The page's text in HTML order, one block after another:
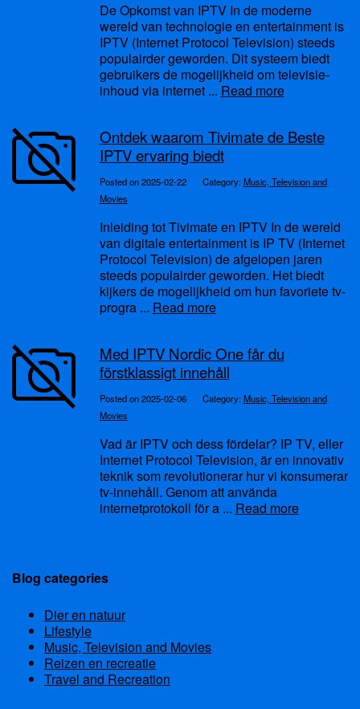
De Opkomst van IPTV In de moderne
wereld van technologie en entertainment is
IPTV (Internet Protocol Television) steeds
populairder geworden. Dit systeem biedt
gebruikers de mogelijkheid om televisie-
inhoud via internet ... Read more
Ontdek waarom Tivimate de Beste
IPTV ervaring biedt
Posted on 2025-02-22 Category:Music, Television and
Movies
Inleiding tot Tivimate en IPTV In de wereld
van digitale entertainment is IP TV (Internet
Protocol Television) de afgelopen jaren
steeds populairder geworden. Het biedt
kijkers de mogelijkheid om hun favoriete tv-
progra ... Read more
Med IPTV Nordic One får du
förstklassigt innehåll
Posted on 2025-02-06 Category:Music, Television and
Movies
Vad är IPTV och dess fördelar? IP TV, eller
Internet Protocol Television, är en innovativ
teknik som revolutionerar hur vi konsumerar
tv-innehåll. Genom att använda
internetprotokoll för a ... Read more
Blog categories
Dier en natuur
Lifestyle
Music, Television and Movies
Reizen en recreatie
Travel and Recreation